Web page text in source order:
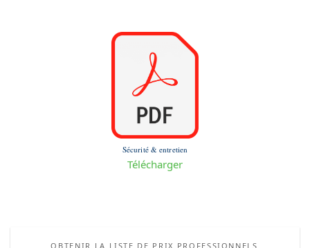
Sécurité & entretien
Télécharger
OBTENIR LA LISTE DE PRIX PROFESSIONNELS